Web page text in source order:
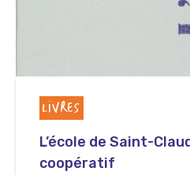
LIVRES
L’école de Saint-
coopératif